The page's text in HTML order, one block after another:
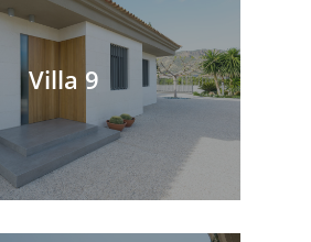
Villa 9